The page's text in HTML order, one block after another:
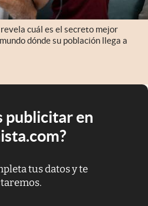
cuál es el secreto mejor
dónde su población llega a
publicitar en
tus datos y te